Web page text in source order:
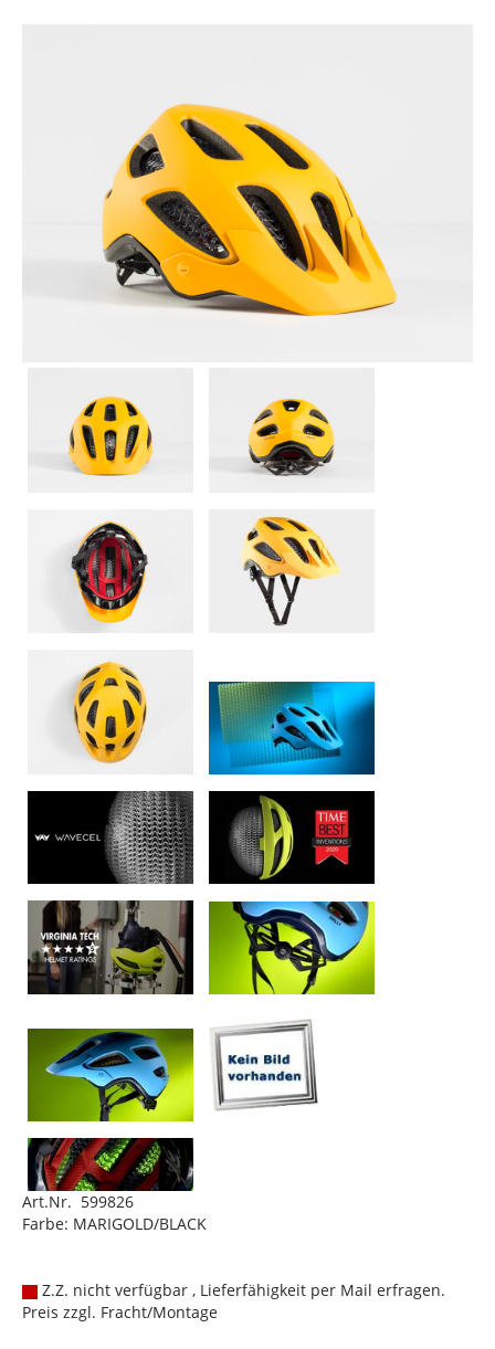
Art.Nr. 599826
Farbe: MARIGOLD/BLACK
Z.Z. nicht verfügbar , Lieferfähigkeit per Mail erfragen.
Preis zzgl. Fracht/Montage